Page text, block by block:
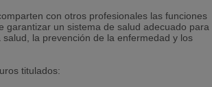
con otros profesionales las funciones
garantizar un sistema de salud adecuado para
la prevención de la enfermedad y los
titulados: